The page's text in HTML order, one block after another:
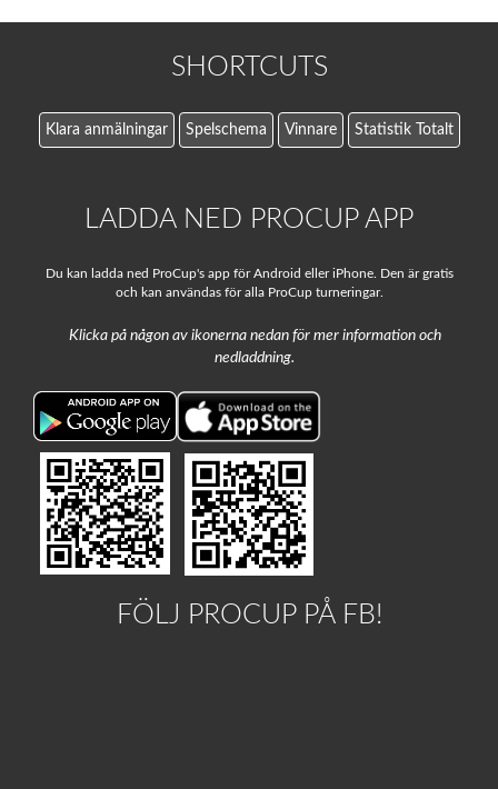
SHORTCUTS
Klara anmälningar Spelschema Vinnare Statistik Totalt
LADDA NED PROCUP APP
Du kan ladda ned ProCup's app för Android eller iPhone. Den är gratis
och kan användas för alla ProCup turneringar.
Klicka på någon av ikonerna nedan för mer information och
nedladdning.
FÖLJ PROCUP PÅ FB!